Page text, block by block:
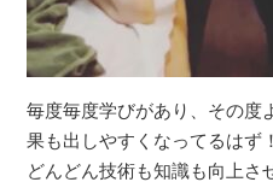
毎度毎度学びがあり、その度
果も出しやすくなってるはず！
どんどん技術も知識も向上さ